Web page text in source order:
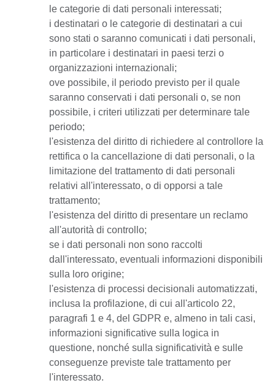
le categorie di dati personali interessati;
i destinatari o le categorie di destinatari a cui
sono stati o saranno comunicati i dati personali,
in particolare i destinatari in paesi terzi o
organizzazioni internazionali;
ove possibile, il periodo previsto per il quale
saranno conservati i dati personali o, se non
possibile, i criteri utilizzati per determinare tale
periodo;
l'esistenza del diritto di richiedere al controllore la
rettifica o la cancellazione di dati personali, o la
limitazione del trattamento di dati personali
relativi all'interessato, o di opporsi a tale
trattamento;
l'esistenza del diritto di presentare un reclamo
all'autorità di controllo;
se i dati personali non sono raccolti
dall'interessato, eventuali informazioni disponibili
sulla loro origine;
l'esistenza di processi decisionali automatizzati,
inclusa la profilazione, di cui all'articolo 22,
paragrafi 1 e 4, del GDPR e, almeno in tali casi,
informazioni significative sulla logica in
questione, nonché sulla significatività e sulle
conseguenze previste tale trattamento per
l'interessato.